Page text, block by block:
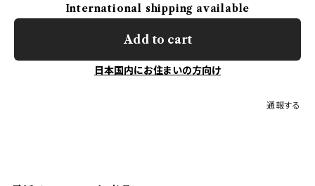
International shipping available
Add to cart
日本国内にお住まいの方向け
通報する